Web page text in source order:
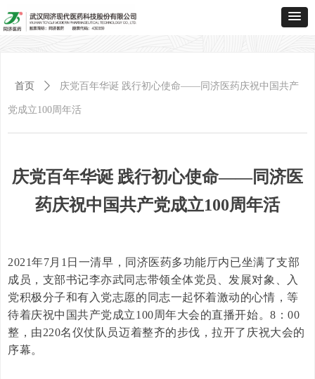
庆党百年华诞 践行初心使命——同济医
药庆祝中国共产党成立100周年活
2021年7月1日一清早，同济医药多功能厅内已坐满了支部
成员，支部书记李亦武同志带领全体党员、发展对象、入
党积极分子和有入党志愿的同志一起怀着激动的心情，等
待着庆祝中国共产党成立100周年大会的直播开始。8：00
整，由220名仪仗队员迈着整齐的步伐，拉开了庆祝大会的
序幕。
首页 ꄲ 庆党百年华诞 践行初心使命——同济医药庆祝中国共产
党成立100周年活